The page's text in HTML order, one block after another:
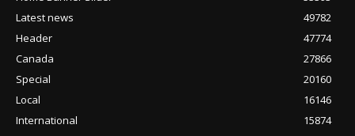
Latest news
49782
Header
47774
Canada
27866
Special
20160
Local
16146
International
15874